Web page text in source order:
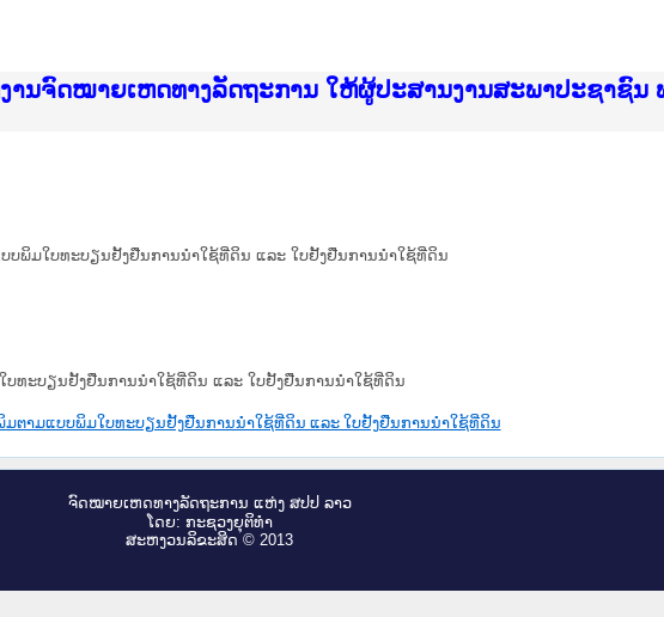
Lao PDR
າຍເຫດທາງລັດຖະການ ແລະ ແອັບກົດໝາຍລາວ ທີ່ ສະຖາບັນຍຸຕິທ
ານຈົດໝາຍເຫດທາງລັດຖະການ ໃຫ້ຜູ້ປະສານງານສະພາປະຊາຊົນ
ນການຈັດຕັ້ງປະຕິບັດວຽກງານຈົດໝາຍເຫດທາງລັດຖະການ
ງານວຽກງານຈົດໝາຍເຫດທາງລັດຖະການ ສຳລັບ ພາກກາງ
ງານວຽກງານຈົດໝາຍເຫດທາງລັດຖະການ ສຳລັບ ພາກໃຕ້
ຍລາວ ແລະ ເວັບໄຊຈົດໝາຍເຫດທາງລັດຖະການ ທີ່ ວິທະຍາຄານ
ລາວ ແລະ ເວັບໄຊຈົດໝາຍເຫດທາງລັດຖະການ ທີ່ ວິທະຍາຄານສັ
ດໝາຍເຫດທາງລັດຖະການໃຫ້ຜູ້ປະສານງານຂັ້ນແຂວງພາກເໜືອ
ນຈົດໝາຍເຫດທາງລັດຖະການ ໃຫ້ຜູ້ປະສານງານສະພາປະຊາຊົນ
ບພິມໃບທະບຽນຢັ້ງຢືນການນຳໃຊ້ທີ່ດິນ ແລະ ໃບຢັ້ງຢືນການນຳໃຊ້ທີ່ດິນ
ທະບຽນຢັ້ງຢືນການນຳໃຊ້ທີ່ດິນ ແລະ ໃບຢັ້ງຢືນການນຳໃຊ້ທີ່ດິນ
ຕາມແບບພິມໃບທະບຽນຢັ້ງຢືນການນຳໃຊ້ທີ່ດິນ ແລະ ໃບຢັ້ງຢືນການນຳໃຊ້ທີ່ດິນ
ຈົດ​ໝາຍ​ເຫດ​ທາງ​ລັດ​ຖະ​ການ ແຫ່ງ ສ​ປ​ປ ລາວ
ໂດຍ: ກະ​ຊວງຍຸ​ຕິ​ທຳ
ສະ​ຫງວນ​ລິ​ຂະ​ສິດ © 2013